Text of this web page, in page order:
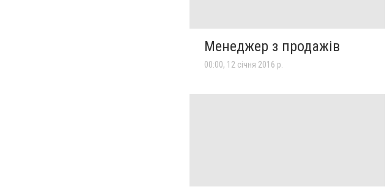
Менеджер з продажів
00:00, 12 січня 2016 р.